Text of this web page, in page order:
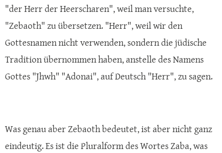
"der Herr der Heerscharen", weil man versuchte,
"Zebaoth" zu übersetzen. "Herr", weil wir den
Gottesnamen nicht verwenden, sondern die jüdische
Tradition übernommen haben, anstelle des Namens
Gottes "Jhwh" "Adonai", auf Deutsch "Herr", zu sagen.
Was genau aber Zebaoth bedeutet, ist aber nicht ganz
eindeutig. Es ist die Pluralform des Wortes Zaba, was